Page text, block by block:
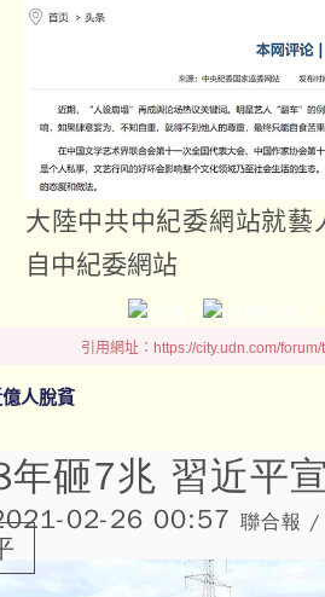
大陸中共中紀委網站就
自中紀委網站
引用網址：https://city.udn.com/
人脫貧
年砸7兆 習近平
02-26 00:57 聯合報 /